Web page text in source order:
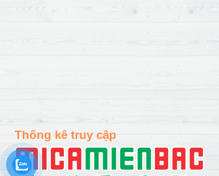
Thống kê truy cập